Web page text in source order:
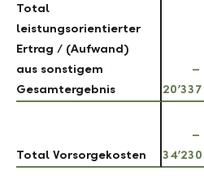
Total
leistungsorientierter
Ertrag / (Aufwand)
aus sonstigem
Gesamtergebnis
–
20’337
Total Vorsorgekosten
–
34’230
Total
leistungsorientierter
Ertrag / (Aufwand)
aus sonstigem
Gesamtergebnis
Total Vorsorgekosten